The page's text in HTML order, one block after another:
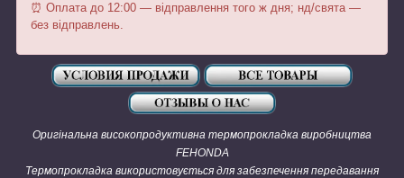
⏰ Оплата до 12:00 — відправлення того ж дня; нд/свята —
без відправлень.
Оригінальна високопродуктивна термопрокладка виробництва
FEHONDA
Термопрокладка використовується для забезпечення передавання